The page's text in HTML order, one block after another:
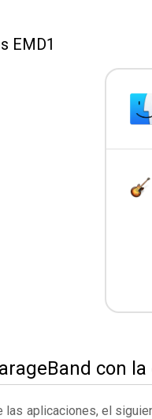
EMD1
con
las aplicaciones, el